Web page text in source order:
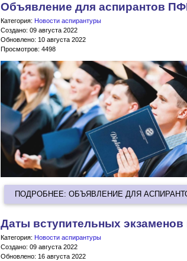
Объявление для аспирантов
Категория: Новости аспирантуры
Создано: 09 августа 2022
Обновлено: 10 августа 2022
Просмотров: 4498
ПОДРОБНЕЕ: ОБЪЯВЛЕНИЕ ДЛЯ
Даты вступительных экзаменов
Категория: Новости аспирантуры
Создано: 09 августа 2022
Обновлено: 16 августа 2022